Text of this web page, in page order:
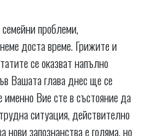
проблеми,
доста време. Грижите и
се оказват напълно
Вашата глава днес ще се
именно Вие сте в състояние да
ситуация, действително
нови запознанства е голяма, но